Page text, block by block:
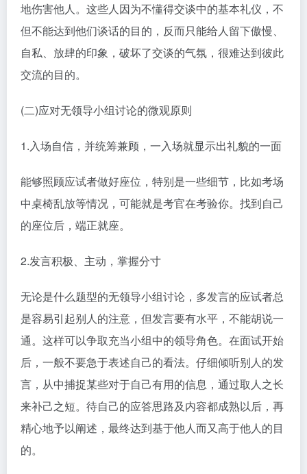
地伤害他人。这些人因为不懂得交谈中的基本礼仪，不
但不能达到他们谈话的目的，反而只能给人留下傲慢、
自私、放肆的印象，破坏了交谈的气氛，很难达到彼此
交流的目的。
(二)应对无领导小组讨论的微观原则
1.入场自信，并统筹兼顾，一入场就显示出礼貌的一面
能够照顾应试者做好座位，特别是一些细节，比如考场
中桌椅乱放等情况，可能就是考官在考验你。找到自己
的座位后，端正就座。
2.发言积极、主动，掌握分寸
无论是什么题型的无领导小组讨论，多发言的应试者总
是容易引起别人的注意，但发言要有水平，不能胡说一
通。这样可以争取充当小组中的领导角色。在面试开始
后，一般不要急于表述自己的看法。仔细倾听别人的发
言，从中捕捉某些对于自己有用的信息，通过取人之长
来补己之短。待自己的应答思路及内容都成熟以后，再
精心地予以阐述，最终达到基于他人而又高于他人的目
的。